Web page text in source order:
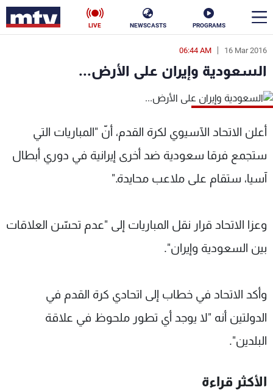
PROGRAMS
NEWSCASTS
LIVE
16 Mar 2016
06:44 AM
السعودية وإيران على الأرض...
أعلن الاتحاد الآسيوي لكرة القدم، أنّ "المباريات التي
ستجمع فرقا سعودية ضد أخرى إيرانية في دوري أبطال
آسيا، ستقام على ملاعب محايدة."
وعزا الاتحاد قرار نقل المباريات إلى "عدم تحسّن العلاقات
بين السعودية وإيران".
وأكد الاتحاد في خطاب إلى اتحادي كرة القدم في
الدولتين أنه "لا يوجد أي تطور ملحوظ في علاقة
البلدين".
الأكثر قراءة
en
الأخبار
سياسة
إقتصاد فن
البرامج
شاهد البرامج
الترددات
عن MTV